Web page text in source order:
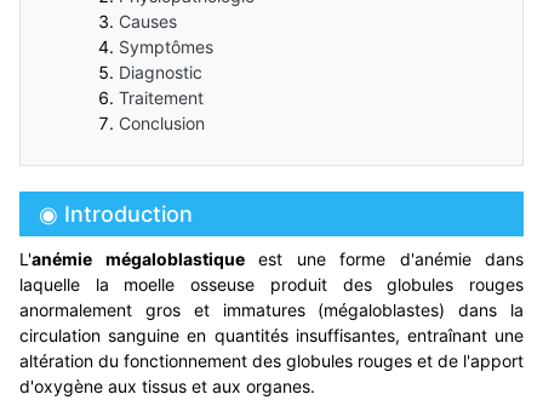
Causes
Symptômes
Diagnostic
Traitement
Conclusion
◉ Introduction
L'anémie mégaloblastiqueest une forme d'anémie dans
laquelle la moelle osseuse produit des globules rouges
anormalement gros et immatures (mégaloblastes) dans la
circulation sanguine en quantités insuffisantes, entraînant une
altération du fonctionnement des globules rouges et de l'apport
d'oxygène aux tissus et aux organes.